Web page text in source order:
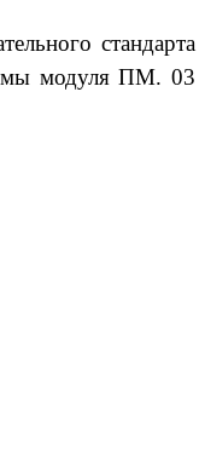
стандарта
модуля ПМ. 03